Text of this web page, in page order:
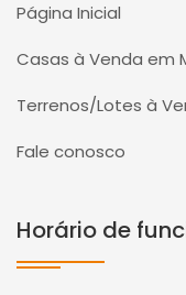
Página Inicial
Casas à Venda em
Terrenos/Lotes à
Fale conosco
Horário de